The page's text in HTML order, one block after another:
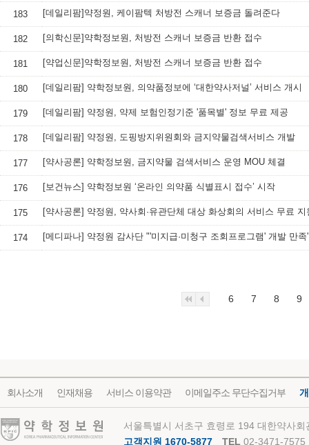
183 [데일리팜]약정원, 케이팜텍 처방전 스캐너 보증금 돌려준다
182 [의학신문]약학정보원, 처방전 스캐너 보증금 반환 접수
181 [약업신문]약학정보원, 처방전 스캐너 보증금 반환 접수
180 [데일리팜] 약학정보원, 의약품정보에 ‘대한약사저널’ 서비스 개시
179 [데일리팜] 약정원, 약제 보험인정기준 '품목별' 정보 무료 제공
178 [데일리팜] 약정원, 도핑방지위원회와 금지약물검색서비스 개발
177 [약사공론] 약학정보원, 금지약물 검색서비스 운영 MOU 체결
176 [보건뉴스] 약학정보원 ‘온라인 의약품 식별표시 접수’ 시작
175 [약사공론] 약정원, 약사회·유관단체 대상 화상회의 서비스 무료 지
174 [메디파나] 약정원 감사단 "'미지급·미청구 조회프로그램' 개발 만족
6 7 8 9
회사소개 인재채용 서비스 이용약관 이메일주소 무단수집거부
약학정보원
서울특별시 서초구 효령로 194 대한약사
고객지원 1670-5877
TEL 02-3471-7575